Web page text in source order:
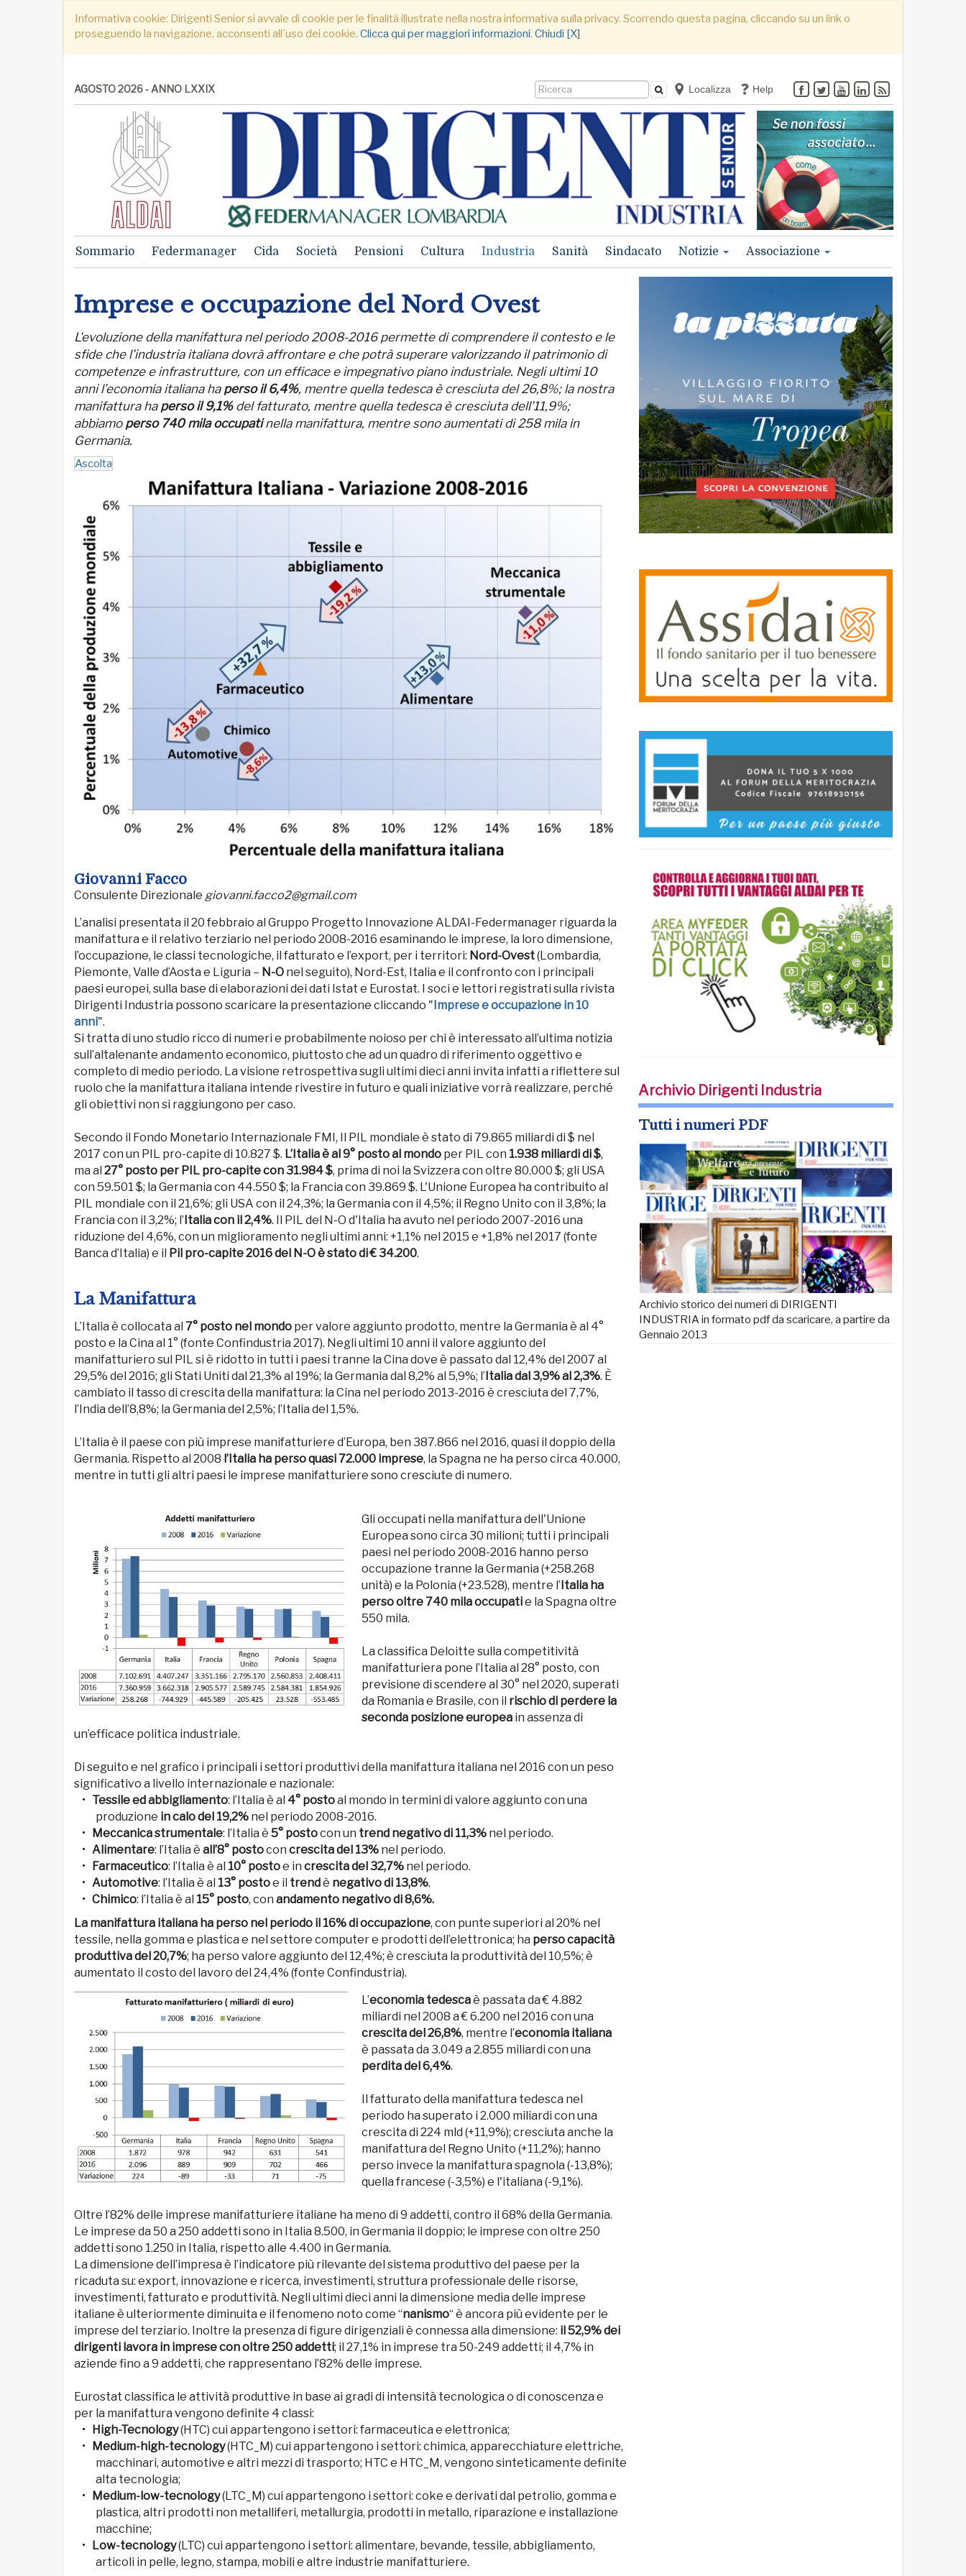
Informativa cookie: Dirigenti Senior si avvale di cookie per le finalità illustrate nella nostra informativa sulla privacy. Scorrendo questa pagina, cliccando su un link o
proseguendo la navigazione, acconsenti all´uso dei cookie. Clicca qui per maggiori informazioni. Chiudi [X]
AGOSTO 2026 - ANNO LXXIX Localizza Help
Sommario Federmanager Cida Società Pensioni Cultura Industria Sanità Sindacato Notizie Associazione
Imprese e occupazione del Nord Ovest
L'evoluzione della manifattura nel periodo 2008-2016 permette di comprendere il contesto e le
sfide che l'industria italiana dovrà affrontare e che potrà superare valorizzando il patrimonio di
competenze e infrastrutture, con un efficace e impegnativo piano industriale. Negli ultimi 10
anni l’economia italiana ha perso il 6,4%, mentre quella tedesca è cresciuta del 26,8%; la nostra
manifattura ha perso il 9,1%del fatturato, mentre quella tedesca è cresciuta dell’11,9%;
abbiamo perso 740 mila occupatinella manifattura, mentre sono aumentati di 258 mila in
Germania.
Ascolta
Giovanni Facco
Consulente Direzionale giovanni.facco2@gmail.com
L’analisi presentata il 20 febbraio al Gruppo Progetto Innovazione ALDAI-Federmanager riguarda la
manifattura e il relativo terziario nel periodo 2008-2016 esaminando le imprese, la loro dimensione,
l’occupazione, le classi tecnologiche, il fatturato e l’export, per i territori: Nord-Ovest(Lombardia,
Piemonte, Valle d’Aosta e Liguria – N-O nel seguito), Nord-Est, Italia e il confronto con i principali
paesi europei, sulla base di elaborazioni dei dati Istat e Eurostat. I soci e lettori registrati sulla rivista
Dirigenti Industria possono scaricare la presentazione cliccando " Imprese e occupazione in 10
anni".
Si tratta di uno studio ricco di numeri e probabilmente noioso per chi è interessato all’ultima notizia
sull’altalenante andamento economico, piuttosto che ad un quadro di riferimento oggettivo e
completo di medio periodo. La visione retrospettiva sugli ultimi dieci anni invita infatti a riflettere sul
ruolo che la manifattura italiana intende rivestire in futuro e quali iniziative vorrà realizzare, perché
gli obiettivi non si raggiungono per caso.
Secondo il Fondo Monetario Internazionale FMI, Il PIL mondiale è stato di 79.865 miliardi di $ nel
2017 con un PIL pro-capite di 10.827 $. L’Italia è al 9° posto al mondo per PIL con 1.938 miliardi di $,
ma al 27° posto per PIL pro-capite con 31.984 $, prima di noi la Svizzera con oltre 80.000 $; gli USA
con 59.501 $; la Germania con 44.550 $; la Francia con 39.869 $. L'Unione Europea ha contribuito al
PIL mondiale con il 21,6%; gli USA con il 24,3%; la Germania con il 4,5%; il Regno Unito con il 3,8%; la
Francia con il 3,2%; l’ Italia con il 2,4%. Il PIL del N-O d'Italia ha avuto nel periodo 2007-2016 una
riduzione del 4,6%, con un miglioramento negli ultimi anni: +1,1% nel 2015 e +1,8% nel 2017 (fonte
Banca d’Italia) e il Pil pro-capite 2016del N-Oè stato di € 34.200.
La Manifattura
L’Italia è collocata al 7° posto nel mondo per valore aggiunto prodotto, mentre la Germania è al 4°
posto e la Cina al 1° (fonte Confindustria 2017). Negli ultimi 10 anni il valore aggiunto del
manifatturiero sul PIL si è ridotto in tutti i paesi tranne la Cina dove è passato dal 12,4% del 2007 al
29,5% del 2016; gli Stati Uniti dal 21,3% al 19%; la Germania dal 8,2% al 5,9%; l’Italia dal 3,9% al 2,3%. È
cambiato il tasso di crescita della manifattura: la Cina nel periodo 2013-2016 è cresciuta del 7,7%,
l’India dell’8,8%; la Germania del 2,5%; l’Italia del 1,5%.
L’Italia è il paese con più imprese manifatturiere d’Europa, ben 387.866 nel 2016, quasi il doppio della
Germania. Rispetto al 2008 l’Italia ha perso quasi 72.000 imprese, la Spagna ne ha perso circa 40.000,
mentre in tutti gli altri paesi le imprese manifatturiere sono cresciute di numero.
Gli occupati nella manifattura dell'Unione
Europea sono circa 30 milioni; tutti i principali
paesi nel periodo 2008-2016 hanno perso
occupazione tranne la Germania (+258.268
unità) e la Polonia (+23.528), mentre l’Italia ha
perso oltre 740 mila occupatie la Spagna oltre
550 mila.
La classifica Deloitte sulla competitività
manifatturiera pone l’Italia al 28° posto, con
previsione di scendere al 30° nel 2020, superati
da Romania e Brasile, con il rischio di perdere la
seconda posizione europea in assenza di
un’efficace politica industriale.
Di seguito e nel grafico i principali i settori produttivi della manifattura italiana nel 2016 con un peso
significativo a livello internazionale e nazionale:
Tessile ed abbigliamento: l’Italia è al 4° postoal mondo in termini di valore aggiunto con una
produzione in calo del 19,2% nel periodo 2008-2016.
Meccanica strumentale: l’Italia è 5° postocon un trend negativo di 11,3% nel periodo.
Alimentare: l’Italia è all’8° postocon crescita del 13% nel periodo.
Farmaceutico: l’Italia è al 10° postoe in crescita del 32,7% nel periodo.
Automotive: l’Italia è al 13° postoe il trendè negativo di 13,8%.
Chimico: l’Italia è al 15° posto, con andamento negativo di 8,6%.
La manifattura italiana ha perso nel periodo il 16% di occupazione, con punte superiori al 20% nel
tessile, nella gomma e plastica e nel settore computer e prodotti dell’elettronica; ha perso capacità
produttiva del 20,7%; ha perso valore aggiunto del 12,4%; è cresciuta la produttività del 10,5%; è
aumentato il costo del lavoro del 24,4% (fonte Confindustria).
L’economia tedescaè passata da € 4.882
miliardi nel 2008 a € 6.200 nel 2016 con una
crescita del 26,8%, mentre l’economia italiana
è passata da 3.049 a 2.855 miliardi con una
perdita del 6,4%.
Il fatturato della manifattura tedesca nel
periodo ha superato i 2.000 miliardi con una
crescita di 224 mld (+11,9%); cresciuta anche la
manifattura del Regno Unito (+11,2%); hanno
perso invece la manifattura spagnola (-13,8%);
quella francese (-3,5%) e l'italiana (-9,1%).
Oltre l’82% delle imprese manifatturiere italiane ha meno di 9 addetti, contro il 68% della Germania.
Le imprese da 50 a 250 addetti sono in Italia 8.500, in Germania il doppio; le imprese con oltre 250
addetti sono 1.250 in Italia, rispetto alle 4.400 in Germania.
La dimensione dell’impresa è l’indicatore più rilevante del sistema produttivo del paese per la
ricaduta su: export, innovazione e ricerca, investimenti, struttura professionale delle risorse,
investimenti, fatturato e produttività. Negli ultimi dieci anni la dimensione media delle imprese
italiane è ulteriormente diminuita e il fenomeno noto come “nanismo“ è ancora più evidente per le
imprese del terziario. Inoltre la presenza di figure dirigenziali è connessa alla dimensione: il 52,9% dei
dirigenti lavora in imprese con oltre 250 addetti; il 27,1% in imprese tra 50-249 addetti; il 4,7% in
aziende fino a 9 addetti, che rappresentano l’82% delle imprese.
Eurostat classifica le attività produttive in base ai gradi di intensità tecnologica o di conoscenza e
per la manifattura vengono definite 4 classi:
High-Tecnology(HTC) cui appartengono i settori: farmaceutica e elettronica;
Medium-high-tecnology(HTC_M) cui appartengono i settori: chimica, apparecchiature elettriche,
macchinari, automotive e altri mezzi di trasporto; HTC e HTC_M, vengono sinteticamente definite
alta tecnologia;
Medium-low-tecnology(LTC_M) cui appartengono i settori: coke e derivati dal petrolio, gomma e
plastica, altri prodotti non metalliferi, metallurgia, prodotti in metallo, riparazione e installazione
macchine;
Low-tecnology(LTC) cui appartengono i settori: alimentare, bevande, tessile, abbigliamento,
articoli in pelle, legno, stampa, mobili e altre industrie manifatturiere.
Archivio Dirigenti Industria
Tutti i numeri PDF
Archivio storico dei numeri di DIRIGENTI
INDUSTRIA in formato pdf da scaricare, a partire da
Gennaio 2013